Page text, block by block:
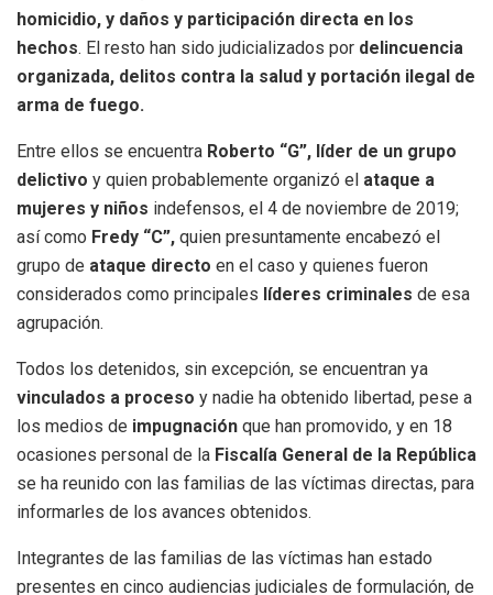
homicidio, y daños y participación directa en los
hechos. El resto han sido judicializados por delincuencia
organizada, delitos contra la salud y portación ilegal de
arma de fuego.
Entre ellos se encuentra Roberto “G”, líder de un grupo
delictivo y quien probablemente organizó el ataque a
mujeres y niños indefensos, el 4 de noviembre de 2019;
así como Fredy “C”, quien presuntamente encabezó el
grupo de ataque directo en el caso y quienes fueron
considerados como principales líderes criminales de esa
agrupación.
Todos los detenidos, sin excepción, se encuentran ya
vinculados a proceso y nadie ha obtenido libertad, pese a
los medios de impugnación que han promovido, y en 18
ocasiones personal de la Fiscalía General de la República
se ha reunido con las familias de las víctimas directas, para
informarles de los avances obtenidos.
Integrantes de las familias de las víctimas han estado
presentes en cinco audiencias judiciales de formulación, de